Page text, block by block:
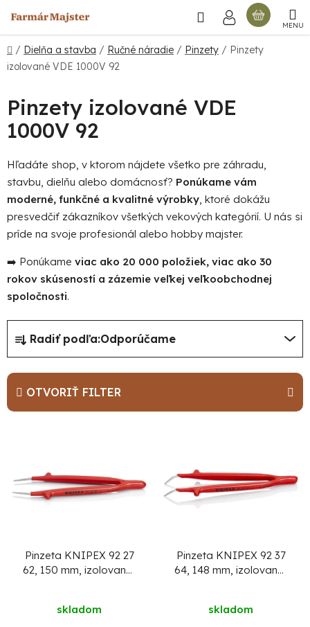
na
obsah
Hľadať
Domov
/ Dielňa a stavba / Ručné náradie / Pinzety / Pinzety
izolované VDE 1000V 92
Pinzety izolované VDE
1000V 92
Hľadáte shop, v ktorom nájdete všetko pre záhradu,
stavbu, dielňu alebo domácnosť? Ponúkame vám
moderné, funkčné a kvalitné výrobky, ktoré dokážu
presvedčiť zákazníkov všetkých vekových kategórií. U nás si
príde na svoje profesionál alebo hobby majster.
➡️ Ponúkame viac ako 20 000 položiek, viac ako 30
rokov skúseností a zázemie veľkej veľkoobchodnej
spoločnosti.
R
a
d
e
n
p
r
Radiť podľa:Odporúčame
OTVORIŤ FILTER
p
Pinzeta KNIPEX 92 27
62, 150 mm, izolovana,
skladom
Pinzeta KNIPEX 92 37
64, 148 mm, izolovana,
skladom